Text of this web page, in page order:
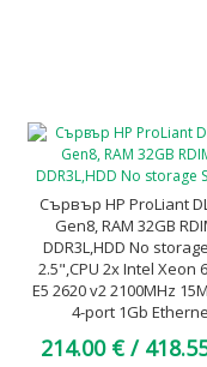
Сървър HP ProLiant
Gen8, RAM 32GB
DDR3L,HDD No
2.5",CPU 2x Intel Xeon
E5 2620 v2 2100MHz
4-port 1Gb
A клас
214.00 € /